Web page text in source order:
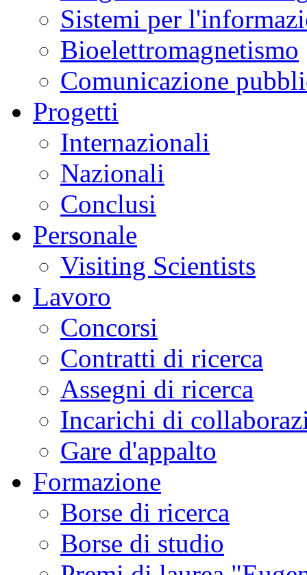
Sistemi per
Bioelettromagnetismo
Comunicazione
Progetti
Internazionali
Nazionali
Conclusi
Personale
Visiting Scientists
Lavoro
Concorsi
Contratti di ricerca
Assegni di ricerca
Incarichi di
Gare d'appalto
Formazione
Borse di ricerca
Borse di studio